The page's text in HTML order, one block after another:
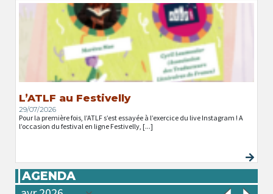
L’ATLF au Festivelly
29/07/2026
Pour la première fois, l’ATLF s’est essayée à l’exercice du live Instagram ! A
l’occasion du festival en ligne Festivelly, [...]
AGENDA